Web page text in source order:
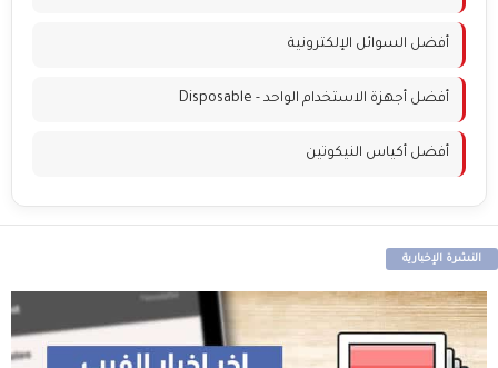
أفضل السوائل الإلكترونية
أفضل أجهزة الاستخدام الواحد - Disposable
أفضل أكياس النيكوتين
النشرة الإخبارية